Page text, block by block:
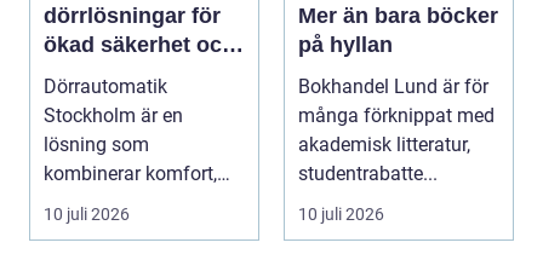
dörrlösningar för
ökad säkerhet och
komfort
Dörrautomatik
Stockholm är en
lösning som
kombinerar komfort,
säkerhet och tillg...
10 juli 2026
Mer än bara böcker
på hyllan
Bokhandel Lund är för
många förknippat med
akademisk litteratur,
studentrabatte...
10 juli 2026